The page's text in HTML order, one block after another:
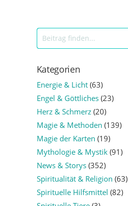
Kategorien
Energie & Licht(63)
Engel & Göttliches(23)
Herz & Schmerz(20)
Magie & Methoden (139)
Magie der Karten (19)
Mythologie & Mystik(91)
News & Storys(352)
Spiritualität & Religion (63)
Spirituelle Hilfsmittel (82)